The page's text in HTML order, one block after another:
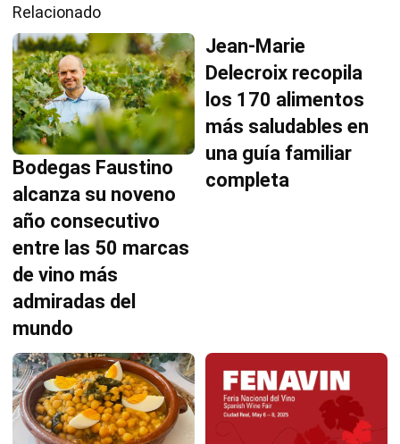
Relacionado
Bodegas Faustino
alcanza su noveno
año consecutivo
entre las 50 marcas
de vino más
admiradas del
mundo
Jean-Marie
Delecroix recopila
los 170 alimentos
más saludables en
una guía familiar
completa